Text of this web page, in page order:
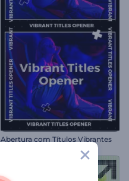
Abertura com Títulos Vibrantes